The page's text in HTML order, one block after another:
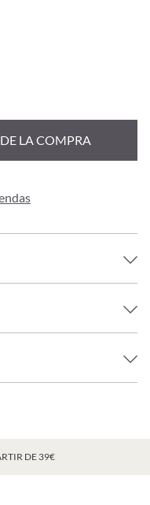
LA COMPRA
DE 39€